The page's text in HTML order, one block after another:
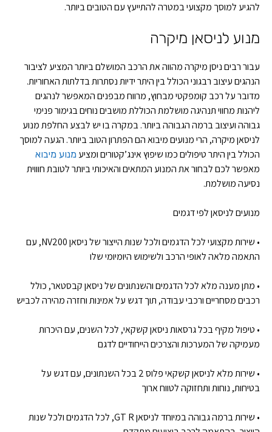
להגיע למוסך מקצועי במטרה להתייעץ עם הטובים ביותר.
מנוע לניסאן מיקרה
עבור רבים ניסן מיקרה מהווה את הרכב המושלם ביותר המציע לציבור
הנהגים עיצוב רבגוני הכולל בין היתר ידיות נסתרות בדלתות האחוריות.
מדובר על רכב קומפקטי מבחוץ, מרווח מבפנים המאפשר לנהגים
ליהנות מחווי תנהיגה מושלמת הכוללת מושבים נוחים בגימור פנימי
גבוהה ועיצוב ברמה הגבוהה ביותר. במקרה בו יש לבצע החלפת מנוע
לניסאן מיקרה, הרי מנועים מיבוא הם הפתרון הטוב ביותר. הגעה למוסך
הכולל בין היתר טיפולים כמו שיפוץ אינג’קטורים ומציע מנוע מיבוא
מאפשר לכם לבחור את המנוע המתאים והאיכותי ביותר לטובת חוווית
נסיעה מושלמת.
מנועים לניסאן לפי דגמים
• שירות מקצועי לכל הדגמים ולכל שנות הייצור של ניסאן NV200, עם
התאמה מלאה לאופי הרכב ולשימוש היומיומי שלו
• מתן מענה מלא לכל הדגמים והשנתונים של ניסאן קבסטאר, כולל
רכבים מסחריים ורכבי עבודה, תוך דגש על אמינות וחזרה מהירה לכביש
• טיפול מקיף בכל גרסאות ניסאן קשקאי, לכל השנים, עם היכרות
מעמיקה של המערכות והצרכים הייחודיים לדגם
• שירות מלא לניסאן קשקאי פלוס 2 בכל השנתונים, עם דגש על
בטיחות, נוחות ותחזוקה לטווח ארוך
• שירות ברמה גבוהה במיוחד לניסאן GT R, לכל הדגמים ולכל שנות